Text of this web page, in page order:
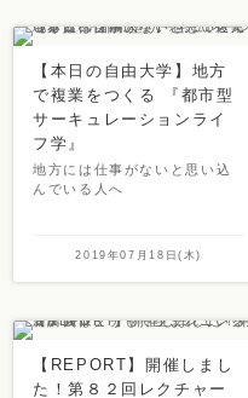
【本日の自由大学】地方
で複業をつくる 『都市型
サーキュレーションライ
フ学』
地方には仕事がないと思い込
んでいる人へ
2019年07月18日(木)
【REPORT】開催しまし
た！第８２回レクチャー